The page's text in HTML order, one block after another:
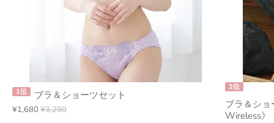
1位 ブラ＆ショーツセット
¥1,680 ¥3,290
2位
ブラ＆シ
Wireless》